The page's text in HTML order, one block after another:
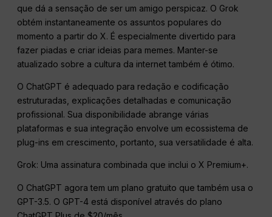
que dá a sensação de ser um amigo perspicaz. O Grok
obtém instantaneamente os assuntos populares do
momento a partir do X. É especialmente divertido para
fazer piadas e criar ideias para memes. Manter-se
atualizado sobre a cultura da internet também é ótimo.
O ChatGPT é adequado para redação e codificação
estruturadas, explicações detalhadas e comunicação
profissional. Sua disponibilidade abrange várias
plataformas e sua integração envolve um ecossistema de
plug-ins em crescimento, portanto, sua versatilidade é alta.
Grok: Uma assinatura combinada que inclui o X Premium+.
O ChatGPT agora tem um plano gratuito que também usa o
GPT-3.5. O GPT-4 está disponível através do plano